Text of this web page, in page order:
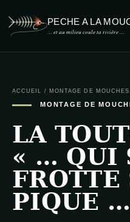
PECHE A LA
… et au milieu coule ta rivière …
ACCUEIL / MONTAGE DE MOUCHES
MONTAGE DE
LA
« … QUI
FROTTE
PIQUE